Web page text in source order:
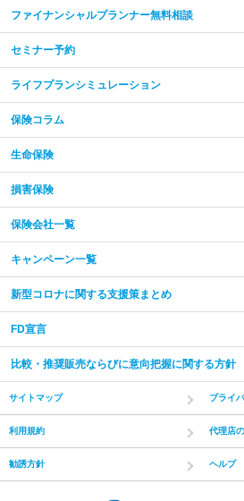
ファイナンシャルプランナー無料相談
セミナー予約
ライフプランシミュレーション
保険コラム
生命保険
損害保険
保険会社一覧
キャンペーン一覧
新型コロナに関する支援策まとめ
FD宣言
比較・推奨販売ならびに意向把握に関する方針
サイトマップ プライ
利用規約 代理店
勧誘方針 ヘルプ